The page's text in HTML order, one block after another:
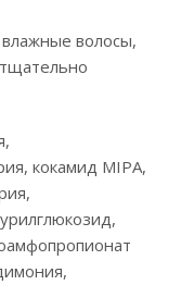
волосы,
кокамид MIPA,